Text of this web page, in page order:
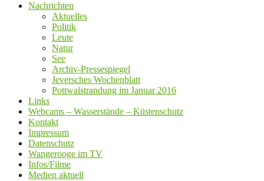
Nachrichten
Aktuelles
Politik
Leute
Natur
See
Archiv-Pressespiegel
Jeversches Wochenblatt
Pottwalstrandung im Januar 2016
Links
Webcams – Wasserstände – Küstenschutz
Kontakt
Impressum
Datenschutz
Wangerooge im TV
Infos/Filme
Medien aktuell